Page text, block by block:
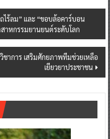
ไร้ลม” และ “ขอบล้อคาร์บอน
สาหกรรมยานยนต์ระดับโลก
าการ เสริมศักยภาพทีมช่วยเหลือ
เยียวยาประชาชน